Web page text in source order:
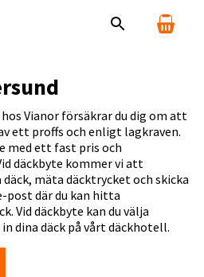
Vianor försäkrar du dig om att
ett proffs och enligt lagkraven.
med ett fast pris och
däckbyte kommer vi att
mäta däcktrycket och skicka
post där du kan hitta
Vid däckbyte kan du välja
dina däck på vårt däckhotell.